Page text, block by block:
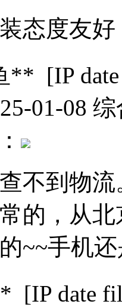
态度友
[IP date
01-08 综
不到物
的，从
~~手机
[IP date